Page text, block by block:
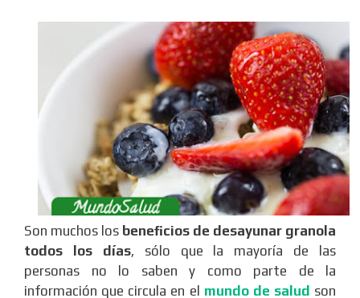
Son muchos los beneficios de desayunar granola
todos los días, sólo que la mayoría de las
personas no lo saben y como parte de la
información que circula en el mundo de salud son